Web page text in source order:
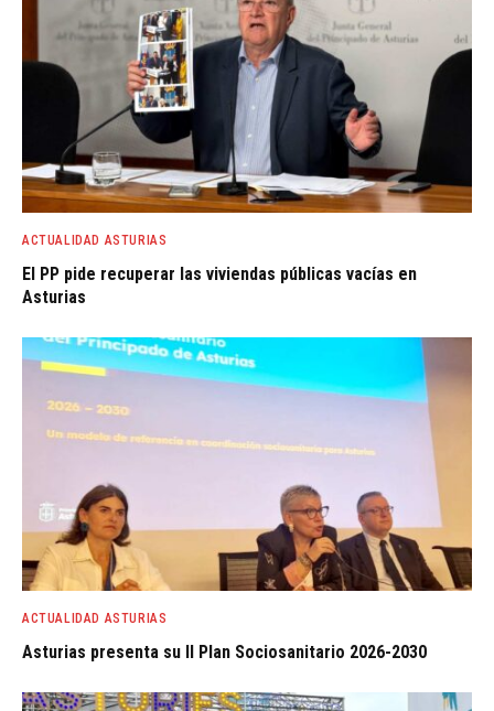
ACTUALIDAD ASTURIAS
El PP pide recuperar las viviendas públicas vacías en
Asturias
ACTUALIDAD ASTURIAS
Asturias presenta su II Plan Sociosanitario 2026-2030